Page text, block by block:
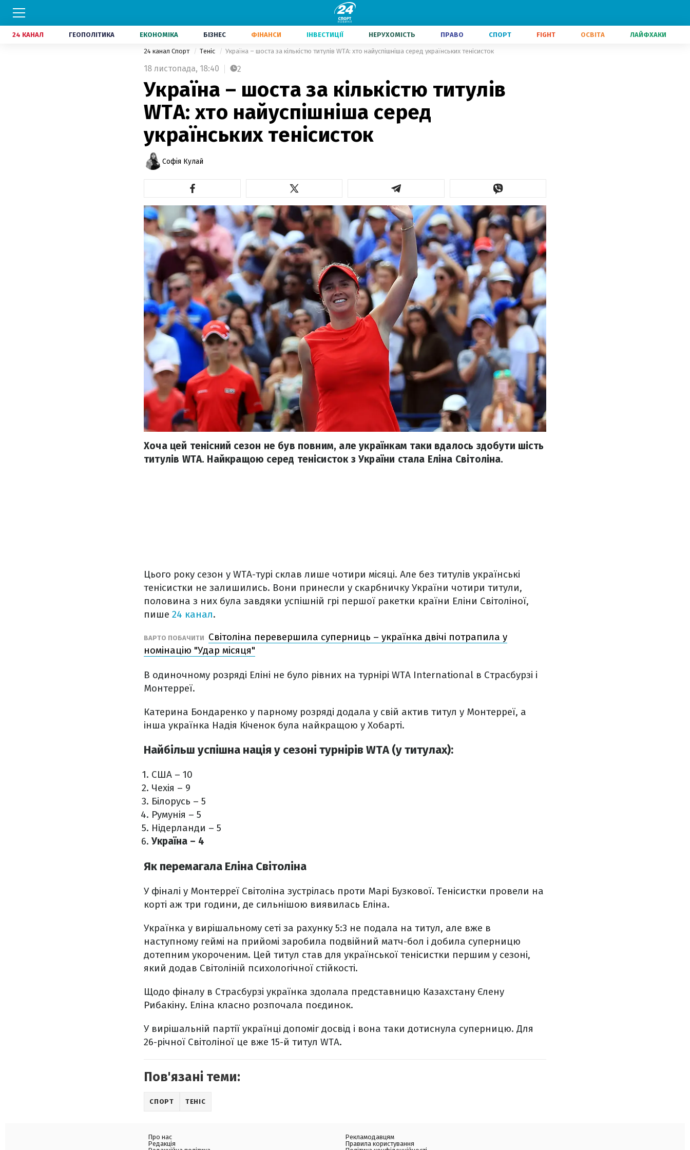
24 КАНАЛ ГЕОПОЛІТИКА ЕКОНОМІКА БІЗНЕС ФІНАНСИ ІНВЕСТИЦІЇ НЕРУХОМІСТЬ ПРАВО СПОРТ FIGHT ОСВІТА ЛАЙФХАКИ
24 канал Спорт Теніс Україна – шоста за кількістю титулів WTA: хто найуспішніша серед українських тенісисток
18 листопада, 18:40 2
Україна – шоста за кількістю титулів
WTA: хто найуспішніша серед
українських тенісисток
Софія Кулай
Хоча цей тенісний сезон не був повним, але українкам таки вдалось здобути шість
титулів WTA. Найкращою серед тенісисток з України стала Еліна Світоліна.
Цього року сезон у WTA-турі склав лише чотири місяці. Але без титулів українські
тенісистки не залишились. Вони принесли у скарбничку України чотири титули,
половина з них була завдяки успішній грі першої ракетки країни Еліни Світоліної,
пише 24 канал.
ВАРТО ПОБАЧИТИ
Світоліна перевершила суперниць – українка двічі потрапила у
номінацію "Удар місяця"
В одиночному розряді Еліні не було рівних на турнірі WTA International в Страсбурзі і
Монтерреї.
Катерина Бондаренко у парному розряді додала у свій актив титул у Монтерреї, а
інша українка Надія Кіченок була найкращою у Хобарті.
Найбільш успішна нація у сезоні турнірів WTA (у титулах):
США – 10
Чехія – 9
Білорусь – 5
Румунія – 5
Нідерланди – 5
Україна – 4
Як перемагала Еліна Світоліна
У фіналі у Монтерреї Світоліна зустрілась проти Марі Бузкової. Тенісистки провели на
корті аж три години, де сильнішою виявилась Еліна.
Українка у вирішальному сеті за рахунку 5:3 не подала на титул, але вже в
наступному геймі на прийомі заробила подвійний матч-бол і добила суперницю
дотепним укороченим. Цей титул став для української тенісистки першим у сезоні,
який додав Світоліній психологічної стійкості.
Щодо фіналу в Страсбурзі українка здолала представницю Казахстану Єлену
Рибакіну. Еліна класно розпочала поєдинок.
У вирішальній партії українці допоміг досвід і вона таки дотиснула суперницю. Для
26-річної Світоліної це вже 15-й титул WTA.
Пов'язані теми:
СПОРТ ТЕНІС
Про нас
Редакція
Рекламодавцям
Правила користування